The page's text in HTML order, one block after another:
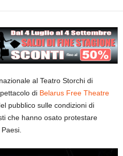
al Teatro Storchi di
di Belarus Free Theatre
pubblico sulle condizioni di
che hanno osato protestare